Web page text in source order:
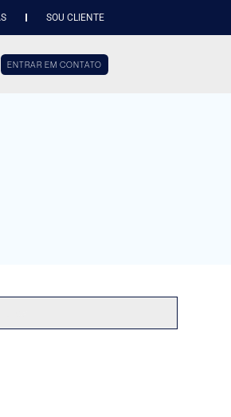
SOU CLIENTE
ENTRAR EM CONTATO